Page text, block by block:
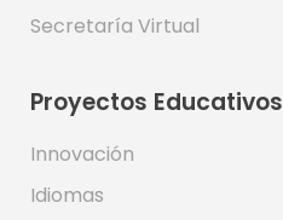
Secretaría Virtual
Proyectos Educativos
Innovación
Idiomas